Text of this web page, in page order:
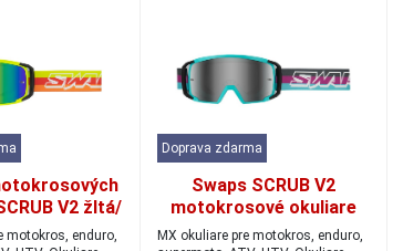
V2 žltá/
modrá
motokros, enduro,
Doprava zdarma
Swaps SCRUB V2
motokrosové okuliare
tyrkysové/
MX okuliare pre motokros, enduro,